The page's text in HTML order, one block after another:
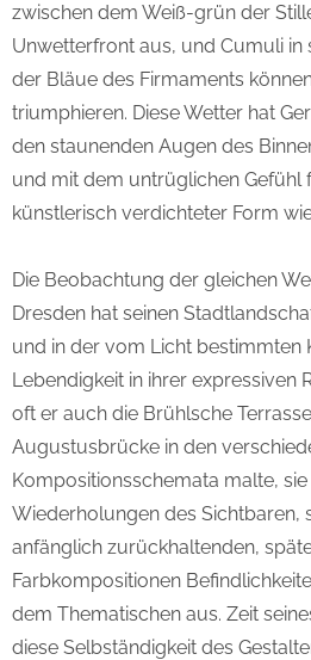
zwischen dem Weiß-grün der
Unwetterfront aus, und Cumuli in
der Bläue des Firmaments
triumphieren. Diese Wetter hat
den staunenden Augen des
und mit dem untrüglichen Gefühl
künstlerisch verdichteter Form
Die Beobachtung der gleichen
Dresden hat seinen
und in der vom Licht bestimmten
Lebendigkeit in ihrer expressiven
oft er auch die Brühlsche
Augustusbrücke in den
Kompositionsschemata malte,
Wiederholungen des Sichtbaren,
anfänglich zurückhaltenden,
Farbkompositionen
dem Thematischen aus. Zeit
diese Selbständigkeit des